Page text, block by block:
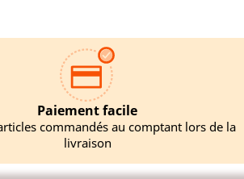
Paiement facile
commandés au comptant lors de la
livraison